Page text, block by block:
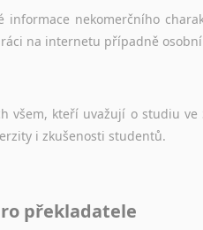
informace nekomerčního
na internetu případně osobní
všem, kteří uvažují o studiu ve
i zkušenosti studentů.
informace nekomerčního
překladatele